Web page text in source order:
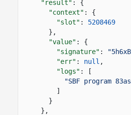
"result" : {
"context" : {
"slot" :
5208469
},
"value" : {
"signature" :
"err" : null ,
"logs" : [
"SBF program
]
}
},